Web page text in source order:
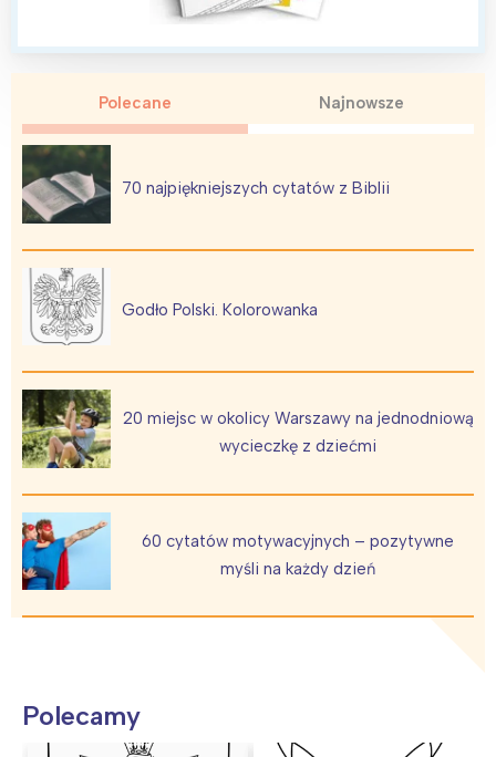
Polecane Najnowsze
70 najpiękniejszych cytatów z Biblii
Godło Polski. Kolorowanka
20 miejsc w okolicy Warszawy na jednodniową
wycieczkę z dziećmi
60 cytatów motywacyjnych – pozytywne
myśli na każdy dzień
Polecamy
Interesują mnie wydarzenia z
Warszawa
Łódź
Trójmiasto
Poznań
Kraków
Wybieram